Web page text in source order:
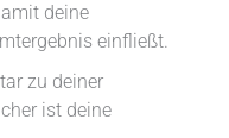
deine
einfließt.
zu deiner
ist deine